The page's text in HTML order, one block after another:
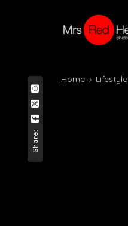
Share:
Home Lifestyle